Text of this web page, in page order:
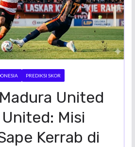
PREDIKSI SKOR
United
Misi
Kerrab di